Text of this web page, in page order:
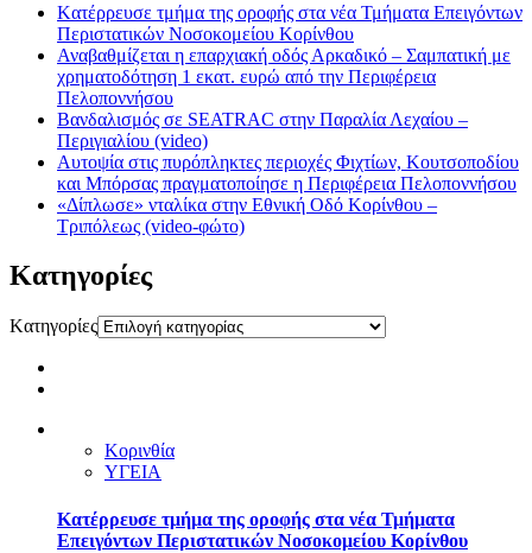
Kατέρρευσε τμήμα της οροφής στα νέα Τμήματα Επειγόντων
Περιστατικών Νοσοκομείου Κορίνθου
Αναβαθμίζεται η επαρχιακή οδός Αρκαδικό – Σαμπατική με
χρηματοδότηση 1 εκατ. ευρώ από την Περιφέρεια
Πελοποννήσου
Βανδαλισμός σε SEATRAC στην Παραλία Λεχαίου –
Περιγιαλίου (video)
Αυτοψία στις πυρόπληκτες περιοχές Φιχτίων, Κουτσοποδίου
και Μπόρσας πραγματοποίησε η Περιφέρεια Πελοποννήσου
«Δίπλωσε» νταλίκα στην Εθνική Oδό Κορίνθου –
Τριπόλεως (video-φώτο)
Kατηγορίες
Kατηγορίες
Κορινθία
ΥΓΕΙΑ
Kατέρρευσε τμήμα της οροφής στα νέα Τμήματα
Επειγόντων Περιστατικών Νοσοκομείου Κορίνθου